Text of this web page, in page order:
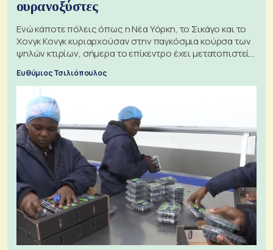
ουρανοξύστες
Ενώ κάποτε πόλεις όπως η Νέα Υόρκη, το Σικάγο και το
Χονγκ Κονγκ κυριαρχούσαν στην παγκόσμια κούρσα των
ψηλών κτιρίων, σήμερα το επίκεντρο έχει μετατοπιστεί
Ευθύμιος Τσιλιόπουλος